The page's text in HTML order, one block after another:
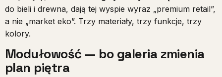
do bieli i drewna, dają tej wyspie wyraz „premium retail”,
a nie „market eko”. Trzy materiały, trzy funkcje, trzy
kolory.
Modułowość — bo galeria zmienia
plan piętra